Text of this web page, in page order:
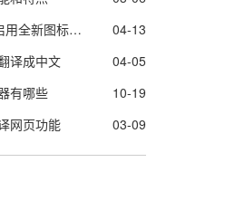
Chrome 100发布：启用全新图标，修复28个安全漏洞
04-13
译成中文
04-05
有哪些
10-19
网页功能
03-09